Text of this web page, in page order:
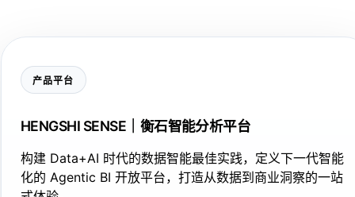
产品平台
HENGSHI SENSE｜衡石智能分析平台
构建 Data+AI 时代的数据智能最佳实践，定义下一代智能
化的 Agentic BI 开放平台，打造从数据到商业洞察的一站